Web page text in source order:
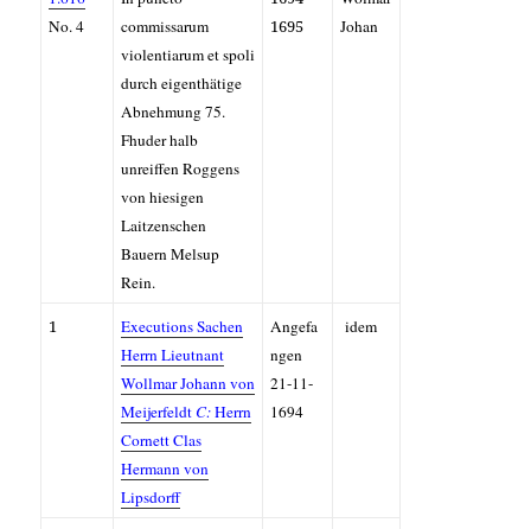
No. 4
commissarum
violentiarum et spoli
durch eigenthätige
Abnehmung 75.
Fhuder halb
unreiffen Roggens
von hiesigen
Laitzenschen
Bauern Melsup
Rein.
1695
Johan
1
Executions Sachen
Herrn Lieutnant
Wollmar Johann von
Meijerfeldt C:Herrn
Cornett Clas
Hermann von
Lipsdorff
Angefa
ngen
21-11-
1694
idem